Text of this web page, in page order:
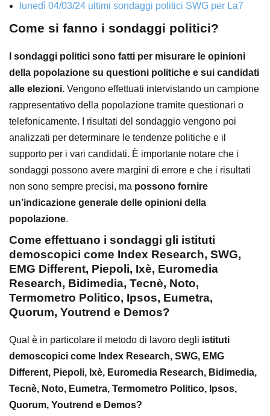
lunedì 04/03/24 ultimi sondaggi politici SWG per La7
Come si fanno i sondaggi politici?
I sondaggi politici sono fatti per misurare le opinioni
della popolazione su questioni politiche e sui candidati
alle elezioni. Vengono effettuati intervistando un campione
rappresentativo della popolazione tramite questionari o
telefonicamente. I risultati del sondaggio vengono poi
analizzati per determinare le tendenze politiche e il
supporto per i vari candidati. È importante notare che i
sondaggi possono avere margini di errore e che i risultati
non sono sempre precisi, ma possono fornire
un’indicazione generale delle opinioni della
popolazione.
Come effettuano i sondaggi gli istituti
demoscopici come Index Research, SWG,
EMG Different, Piepoli, Ixè, Euromedia
Research, Bidimedia, Tecnè, Noto,
Termometro Politico, Ipsos, Eumetra,
Quorum, Youtrend e Demos?
Qual è in particolare il metodo di lavoro degli istituti
demoscopici come Index Research, SWG, EMG
Different, Piepoli, Ixè, Euromedia Research, Bidimedia,
Tecnè, Noto, Eumetra, Termometro Politico, Ipsos,
Quorum, Youtrend e Demos?